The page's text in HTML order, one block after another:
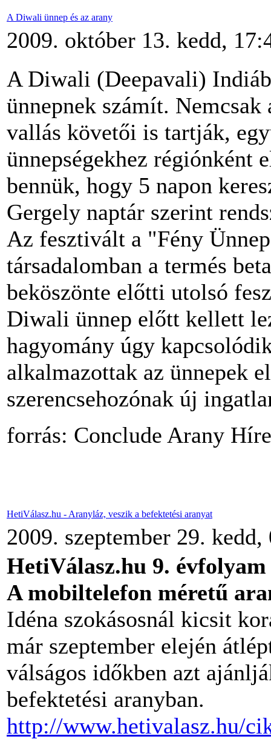
A Diwali ünnep és az arany
2009. október 13. kedd,
A Diwali (Deepavali)
ünnepnek számít.
vallás követői is tartják,
ünnepségekhez régiónként
bennük, hogy 5 napon
Gergely naptár szerint
Az fesztivált a "Fény
társadalomban a termés
beköszönte előtti utolsó
Diwali ünnep előtt kellett
hagyomány úgy
alkalmazottak az ünnepek
szerencsehozónak új
forrás: Conclude Arany
HetiVálasz.hu - Aranyláz, veszik a befektetési aranyat
2009. szeptember 29. kedd,
HetiVálasz.hu 9. évfolyam
A mobiltelefon méretű
Idéna szokásosnál kicsit
már szeptember elején
válságos időkben azt
befektetési aranyban.
http://www.hetivalasz.hu/